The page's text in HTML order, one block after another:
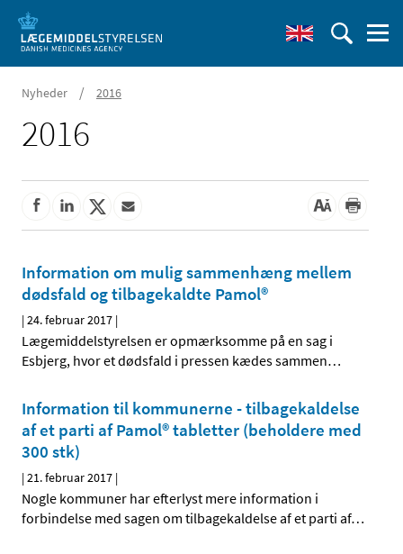
Nyheder / 2016
2016
Information om mulig sammenhæng mellem
dødsfald og tilbagekaldte Pamol®
|24. februar 2017 |
Lægemiddelstyrelsen er opmærksomme på en sag i
Esbjerg, hvor et dødsfald i pressen kædes sammen…
Information til kommunerne - tilbagekaldelse
af et parti af Pamol® tabletter (beholdere med
300 stk)
|21. februar 2017 |
Nogle kommuner har efterlyst mere information i
forbindelse med sagen om tilbagekaldelse af et parti af…